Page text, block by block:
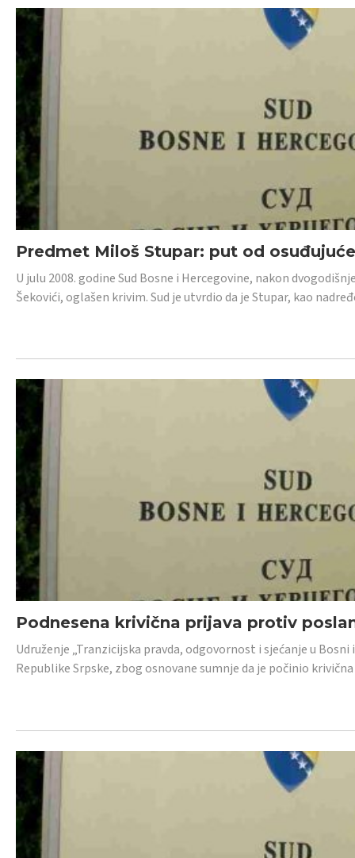
Predmet Miloš Stupar: put od
U julu 2008. godine Sud Bosne i Hercegovine, nakon
Šekovići, oglašen krivim. Sud je utvrdio da je Stupar, kao
Podnesena krivična prijava protiv
Udruženje „Tranzicijska pravda, odgovornost i sjećanje u
Republike Srpske, zbog osnovane sumnje da je počinio